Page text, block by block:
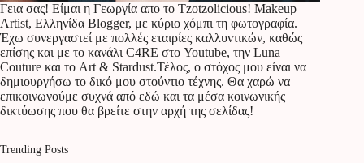
Γεια σας! Είμαι η Γεωργία απο το Tzotzolicious! Makeup
Artist, Ελληνίδα Blogger, με κύριο χόμπι τη φωτογραφία.
Έχω συνεργαστεί με πολλές εταιρίες καλλυντικών, καθώς
επίσης και με το κανάλι C4RE στο Youtube, την Luna
Couture και το Art & Stardust.Τέλος, ο στόχος μου είναι να
δημιουργήσω το δικό μου στούντιο τέχνης. Θα χαρώ να
επικοινωνούμε συχνά από εδώ και τα μέσα κοινωνικής
δικτύωσης που θα βρείτε στην αρχή της σελίδας!
Trending Posts